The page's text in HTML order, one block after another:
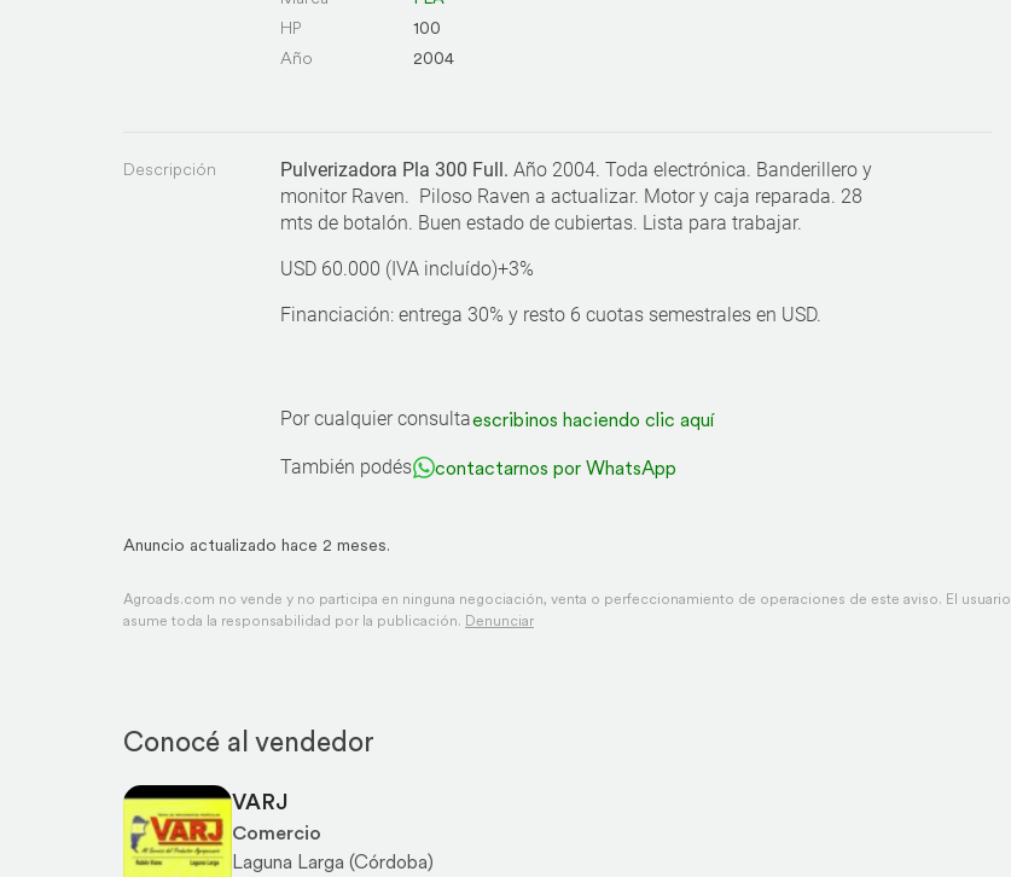
HP
100
Año
2004
Descripción Pulverizadora Pla 300 Full. Año 2004. Toda electrónica. Banderillero y
monitor Raven. Piloso Raven a actualizar. Motor y caja reparada. 28
mts de botalón. Buen estado de cubiertas. Lista para trabajar.
USD 60.000 (IVA incluído)+3%
Financiación: entrega 30% y resto 6 cuotas semestrales en USD.
Por cualquier consultaescribinos haciendo clic aquí
También podés contactarnos por WhatsApp
Anuncio actualizado hace 2 meses.
Agroads.com no vende y no participa en ninguna negociación, venta o perfeccionamiento de operaciones de este aviso. El usuario
asume toda la responsabilidad por la publicación. Denunciar
Conocé al vendedor
VARJ
Comercio
Laguna Larga (Córdoba)